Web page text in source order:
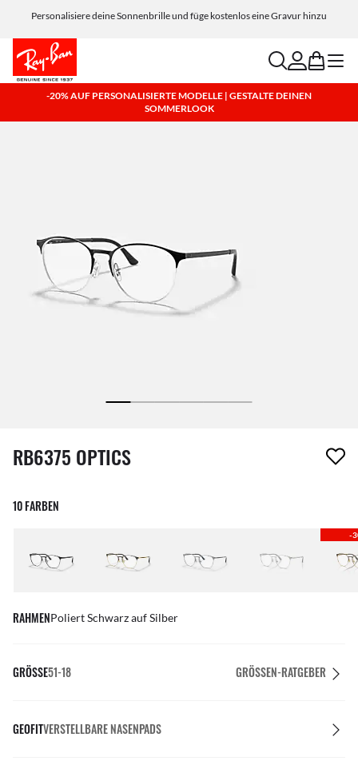
Personalisiere deine Sonnenbrille und füge kostenlos eine Gravur hinzu
searchaccount
bag menu
-20% AUF PERSONALISIERTE MODELLE | GESTALTE DEINEN
SOMMERLOOK
1 Artikel wurde von deiner Wunschliste entfernt
RB6375 OPTICS
10 FARBEN
-
RAHMENPoliert Schwarz auf Silber
GRÖSSE51-18 GRÖSSEN-RATGEBER
GEOFITVERSTELLBARE NASENPADS